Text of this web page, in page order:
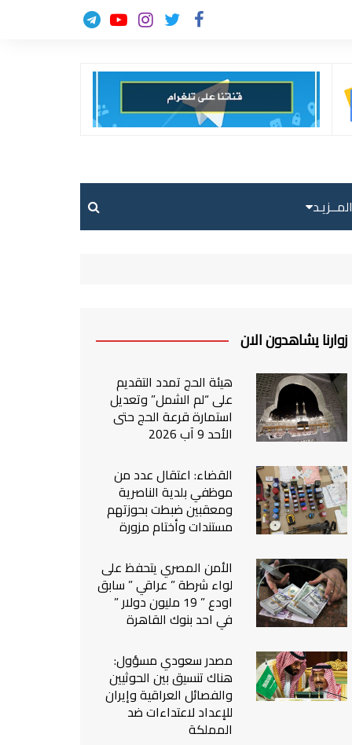
المــزيـد
من نحن
اتصل بنا
زوارنا يشاهدون الان
هيئة الحج تمدد التقديم
على “لم الشمل” وتعديل
استمارة قرعة الحج حتى
الأحد 9 آب 2026
القضاء: اعتقال عدد من
موظفي بلدية الناصرية
ومعقبين ضبطت بحوزتهم
مستندات وأختام مزورة
الأمن المصري يتحفظ على
لواء شرطة ” عراقي ” سابق
اودع ” 19 مليون دولار ”
في احد بنوك القاهرة
مصدر سعودي مسؤول:
هناك تنسيق بين الحوثيين
والفصائل العراقية وإيران
للإعداد لاعتداءات ضد
المملكة